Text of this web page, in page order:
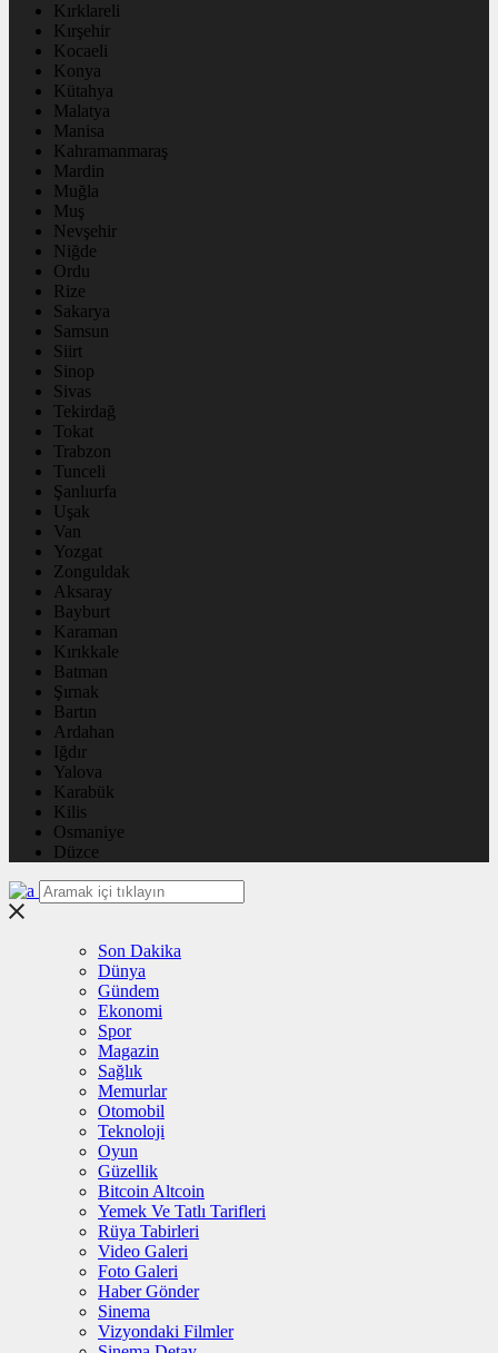
Kırklareli
Kırşehir
Kocaeli
Konya
Kütahya
Malatya
Manisa
Kahramanmaraş
Mardin
Muğla
Muş
Nevşehir
Niğde
Ordu
Rize
Sakarya
Samsun
Siirt
Sinop
Sivas
Tekirdağ
Tokat
Trabzon
Tunceli
Şanlıurfa
Uşak
Van
Yozgat
Zonguldak
Aksaray
Bayburt
Karaman
Kırıkkale
Batman
Şırnak
Bartın
Ardahan
Iğdır
Yalova
Karabük
Kilis
Osmaniye
Düzce
Son Dakika
Dünya
Gündem
Ekonomi
Spor
Magazin
Sağlık
Memurlar
Otomobil
Teknoloji
Oyun
Güzellik
Bitcoin Altcoin
Yemek Ve Tatlı Tarifleri
Rüya Tabirleri
Video Galeri
Foto Galeri
Haber Gönder
Sinema
Vizyondaki Filmler